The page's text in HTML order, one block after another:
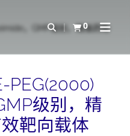
Open Search
0
查看购物车Open
，GMP级别，精准药物
PEG(2000)
级别，精
靶向载体